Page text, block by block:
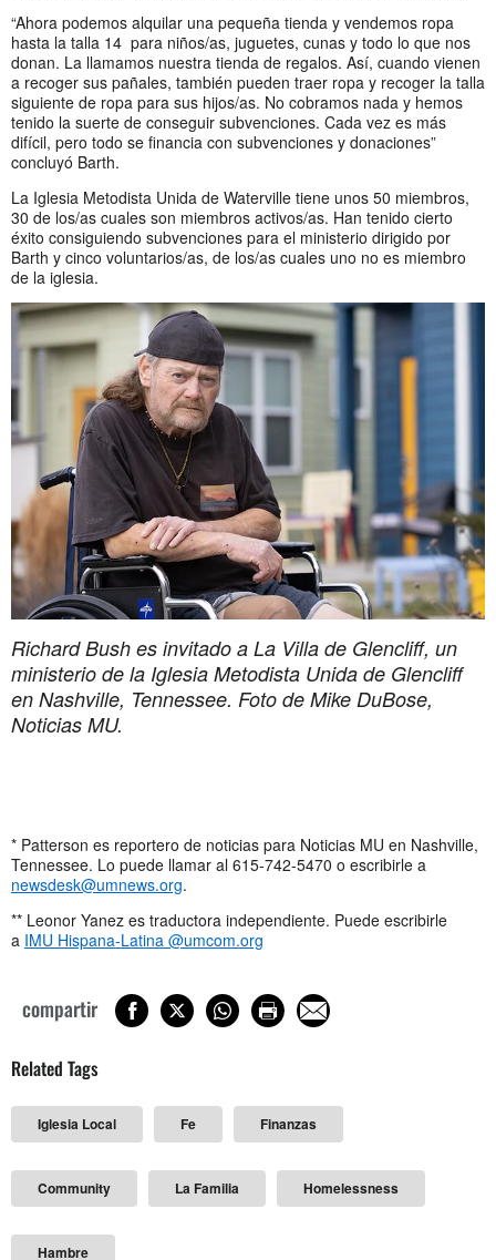
“Ahora podemos alquilar una pequeña tienda y vendemos ropa
hasta la talla 14 para niños/as, juguetes, cunas y todo lo que nos
donan. La llamamos nuestra tienda de regalos. Así, cuando vienen
a recoger sus pañales, también pueden traer ropa y recoger la talla
siguiente de ropa para sus hijos/as. No cobramos nada y hemos
tenido la suerte de conseguir subvenciones. Cada vez es más
difícil, pero todo se financia con subvenciones y donaciones”
concluyó Barth.
La Iglesia Metodista Unida de Waterville tiene unos 50 miembros,
30 de los/as cuales son miembros activos/as. Han tenido cierto
éxito consiguiendo subvenciones para el ministerio dirigido por
Barth y cinco voluntarios/as, de los/as cuales uno no es miembro
de la iglesia.
Richard Bush es invitado a La Villa de Glencliff, un
ministerio de la Iglesia Metodista Unida de Glencliff
en Nashville, Tennessee. Foto de Mike DuBose,
Noticias MU.
* Patterson es reportero de noticias para Noticias MU en Nashville,
Tennessee. Lo puede llamar al 615-742-5470 o escribirle a
newsdesk@umnews.org.
** Leonor Yanez es traductora independiente. Puede escribirle
a IMU Hispana-Latina @umcom.org
compartir
Related Tags
Iglesia Local Fe Finanzas
Community La Familia Homelessness
Hambre